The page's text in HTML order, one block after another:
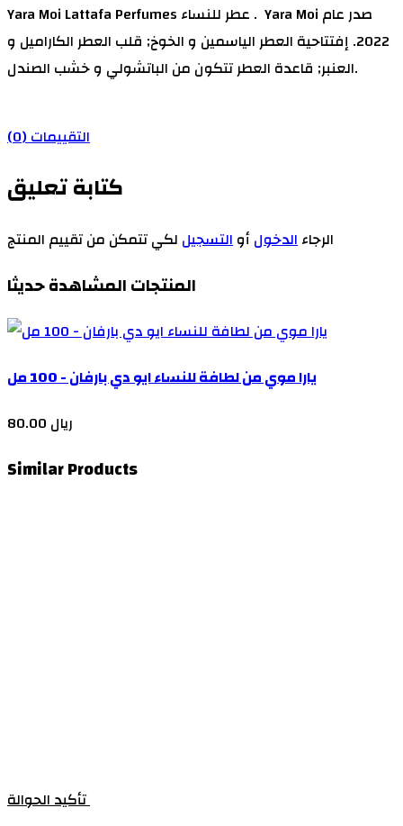
Yara Moi Lattafa Perfumes عطر للنساء . Yara Moi صدر عام
2022. إفتتاحية العطر الياسمين و الخوخ; قلب العطر الكاراميل و
العنبر; قاعدة العطر تتكون من الباتشولي و خشب الصندل.
التقييمات (0)
كتابة تعليق
الرجاءالدخولأوالتسجيل لكي تتمكن من تقييم المنتج
المنتجات المشاهدة حديثا
يارا موي من لطافة للنساء ايو دي بارفان - 100 مل
80.00 ريال
Similar Products
تأكيد الحوالة